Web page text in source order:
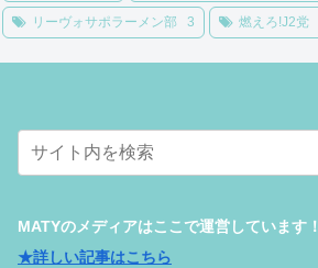
リーヴォサポラーメン部 3 燃えろ!J2党
MATYのメディアはここで運営しています！
★詳しい記事はこちら